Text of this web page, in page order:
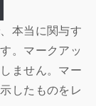
本当に関与す
。マークアッ
ません。マー
したものをレ